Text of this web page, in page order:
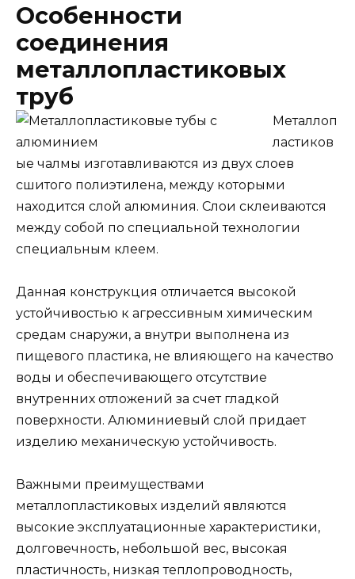
Особенности
соединения
металлопластиковых
труб
Металлоп
ластиков
ые чалмы изготавливаются из двух слоев
сшитого полиэтилена, между которыми
находится слой алюминия. Слои склеиваются
между собой по специальной технологии
специальным клеем.
Данная конструкция отличается высокой
устойчивостью к агрессивным химическим
средам снаружи, а внутри выполнена из
пищевого пластика, не влияющего на качество
воды и обеспечивающего отсутствие
внутренних отложений за счет гладкой
поверхности. Алюминиевый слой придает
изделию механическую устойчивость.
Важными преимуществами
металлопластиковых изделий являются
высокие эксплуатационные характеристики,
долговечность, небольшой вес, высокая
пластичность, низкая теплопроводность,